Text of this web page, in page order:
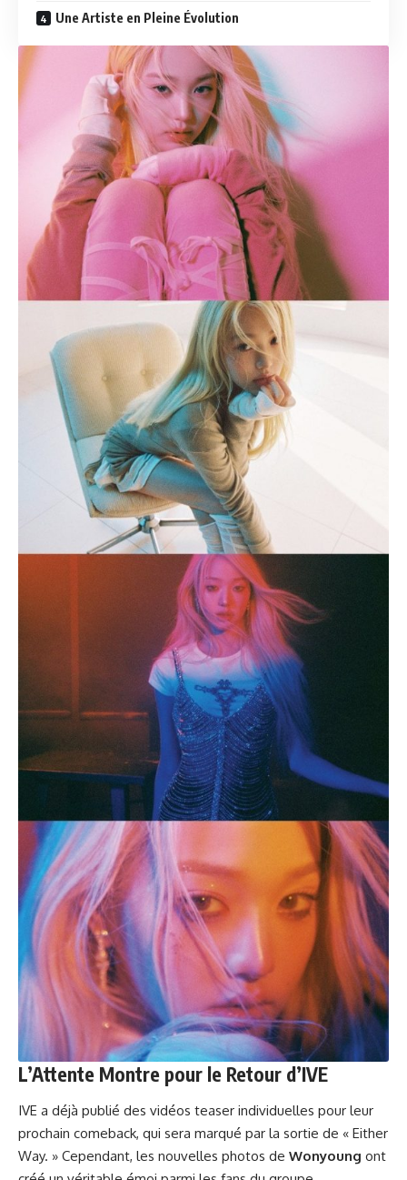
Une Artiste en Pleine Évolution
L’Attente Montre pour le Retour d’IVE
IVE a déjà publié des vidéos teaser individuelles pour leur
prochain comeback, qui sera marqué par la sortie de « Either
Way. » Cependant, les nouvelles photos de Wonyoung ont